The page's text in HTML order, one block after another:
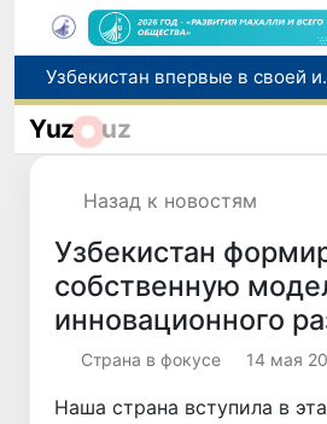
При
Yuz uz
Назад к новостям
Узбекистан
собственную
инновационного
Страна в фокусе 14 мая
Наша страна вступила в